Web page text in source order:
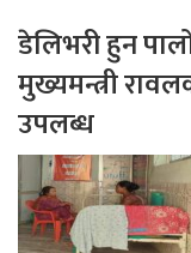
डेलिभरी हुन
मुख्यमन्त्री
उपलब्ध